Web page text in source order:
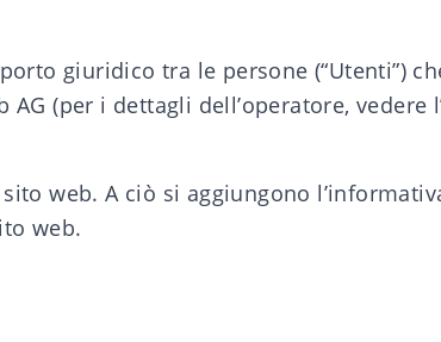
giuridico tra le persone (“Utenti”)
AG (per i dettagli dell’operatore, vedere
web. A ciò si aggiungono l’
web.